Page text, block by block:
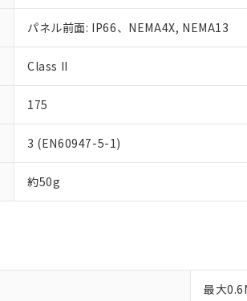
パネル前面: IP66、NEMA4X, NEMA13
Class II
175
3 (EN60947-5-1)
約50g
最大